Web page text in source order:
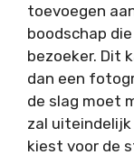
toevoegen
boodschap
bezoeker. Dit
dan een
de slag moet
zal
kiest voor de